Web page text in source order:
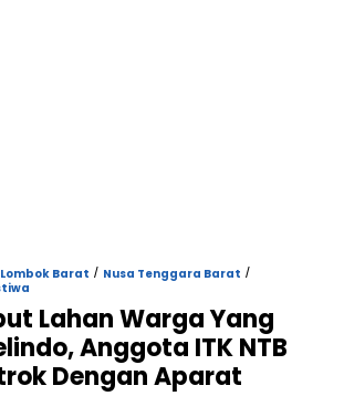
Lombok Barat / Nusa Tenggara Barat /
Lahan Warga Yang
Anggota ITK NTB
Dengan Aparat